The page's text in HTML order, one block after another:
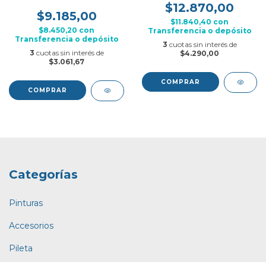
$9.185,00
$8.450,20 con
Transferencia o depósito
3 cuotas sin interés de
$3.061,67
COMPRAR
$12.870,00
$11.840,40 con
Transferencia o depósito
3 cuotas sin interés de
$4.290,00
COMPRAR
Categorías
Pinturas
Accesorios
Pileta